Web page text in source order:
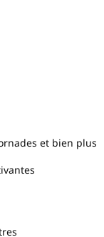
et bien plus